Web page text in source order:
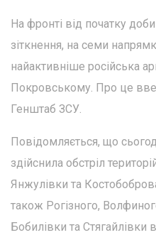
На фронті від початку
зіткнення, на семи
найактивніше російська
Покровському. Про це
Генштаб ЗСУ.
Повідомляється, що
здійснила обстріл
Янжулівки та
також Рогізного,
Бобилівки та Стягайлівки